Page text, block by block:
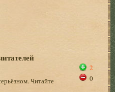
Читайте
2
0